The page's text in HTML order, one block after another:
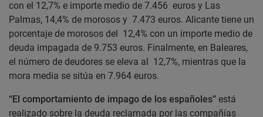
con el 12,7% e importe medio de 7.456 euros y Las
Palmas, 14,4% de morosos y 7.473 euros. Alicante tiene un
porcentaje de morosos del 12,4% con un importe medio de
deuda impagada de 9.753 euros. Finalmente, en Baleares,
el número de deudores se eleva al 12,7%, mientras que la
mora media se sitúa en 7.964 euros.
“El comportamiento de impago de los españoles” está
realizado sobre la deuda reclamada por las compañías